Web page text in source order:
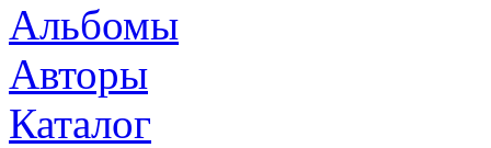
Альбомы
Авторы
Каталог